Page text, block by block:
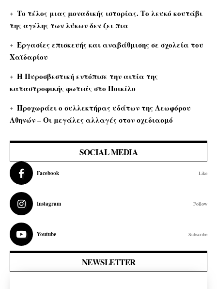
Το τέλος μιας μοναδικής ιστορίας. Το λευκό κουτάβι
της αγέλης των λύκων δεν ζει πια
Εργασίες επισκευής και αναβάθμισης σε σχολεία του
Χαϊδαρίου
Η Πυροσβεστική εντόπισε την αιτία της
καταστροφικής φωτιάς στο Ποικίλο
Προχωράει ο συλλεκτήρας υδάτων της Λεωφόρου
Αθηνών – Οι μεγάλες αλλαγές στον σχεδιασμό
SOCIAL MEDIA
Facebook Like
Instagram Follow
Youtube Subscribe
NEWSLETTER